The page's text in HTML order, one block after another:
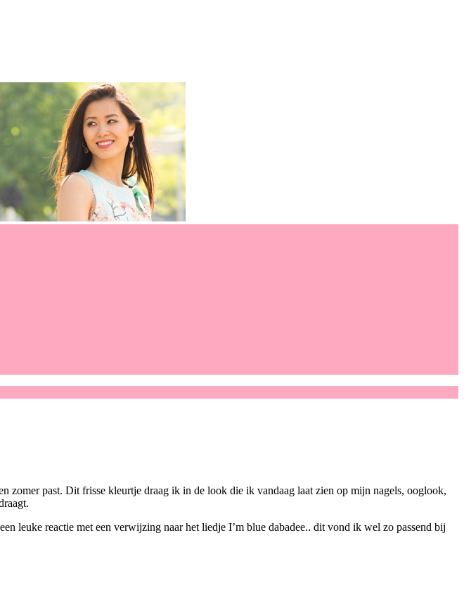
past. Dit frisse kleurtje draag ik in de look die ik vandaag laat zien op mijn nagels, ooglook,
leuke reactie met een verwijzing naar het liedje I’m blue dabadee.. dit vond ik wel zo passend bij